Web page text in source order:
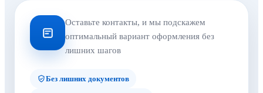
Оставьте контакты, и мы подскажем
оптимальный вариант оформления без
лишних шагов
Без лишних документов